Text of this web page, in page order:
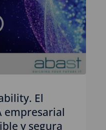
El
empresarial
y segura